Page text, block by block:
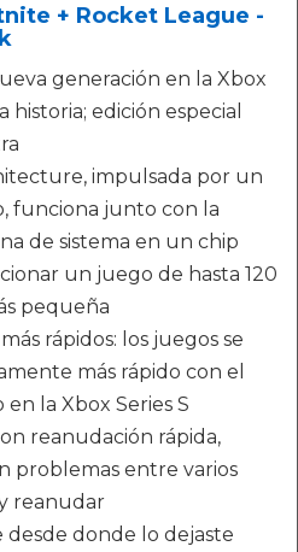
+ Rocket League -
generación en la Xbox
historia; edición especial
impulsada por un
funciona junto con la
de sistema en un chip
un juego de hasta 120
pequeña
rápidos: los juegos se
más rápido con el
la Xbox Series S
reanudación rápida,
problemas entre varios
reanudar
donde lo dejaste